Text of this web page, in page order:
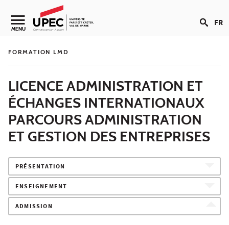
Aller au contenu
Navigation secondaire
MENU FR
FORMATION LMD
LICENCE ADMINISTRATION ET
ÉCHANGES INTERNATIONAUX
PARCOURS ADMINISTRATION
ET GESTION DES ENTREPRISES
PRÉSENTATION
ENSEIGNEMENT
ADMISSION